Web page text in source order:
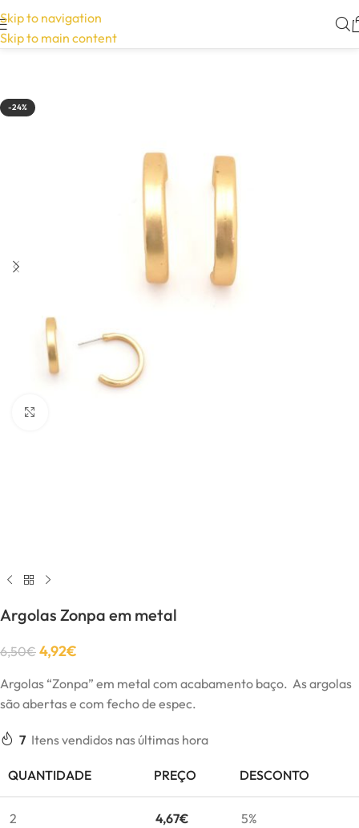
Skip to navigation
Skip to main content
-24%
Argolas Zonpa em metal
6,50€ 4,92€
Argolas “Zonpa” em metal com acabamento baço. As argolas
são abertas e com fecho de espec.
7 Itens vendidos nas últimas hora
QUANTIDADE PREÇO DESCONTO
2 4,67€ 5%